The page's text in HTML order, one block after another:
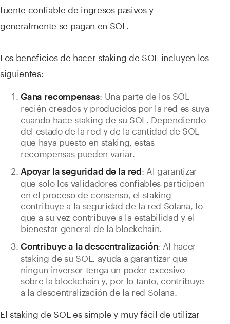
fuente confiable de ingresos pasivos y
generalmente se pagan en SOL.
Los beneficios de hacer staking de SOL incluyen los
siguientes:
Gana recompensas: Una parte de los SOL
recién creados y producidos por la red es suya
cuando hace staking de su SOL. Dependiendo
del estado de la red y de la cantidad de SOL
que haya puesto en staking, estas
recompensas pueden variar.
Apoyar la seguridad de la red: Al garantizar
que solo los validadores confiables participen
en el proceso de consenso, el staking
contribuye a la seguridad de la red Solana, lo
que a su vez contribuye a la estabilidad y el
bienestar general de la blockchain.
Contribuye a la descentralización: Al hacer
staking de su SOL, ayuda a garantizar que
ningun inversor tenga un poder excesivo
sobre la blockchain y, por lo tanto, contribuye
a la descentralización de la red Solana.
El staking de SOL es simple y muy fácil de utilizar